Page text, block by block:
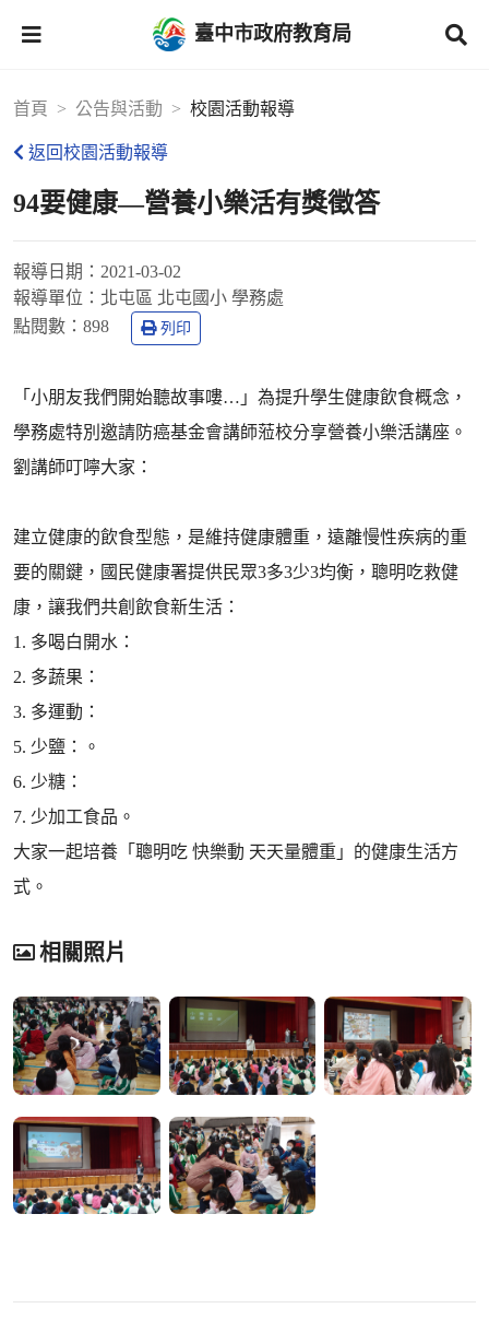
臺中市政府教育局
首頁 公告與活動 校園活動報導
返回校園活動報導
94要健康—營養小樂活有獎徵答
報導日期： 2021-03-02
報導單位： 北屯區 北屯國小 學務處
點閱數： 898 列印
「小朋友我們開始聽故事嘍…」為提升學生健康飲食概念，
學務處特別邀請防癌基金會講師蒞校分享營養小樂活講座。
劉講師叮嚀大家：
建立健康的飲食型態，是維持健康體重，遠離慢性疾病的重
要的關鍵，國民健康署提供民眾3多3少3均衡，聰明吃救健
康，讓我們共創飲食新生活：
1. 多喝白開水：
2. 多蔬果：
3. 多運動：
5. 少鹽：。
6. 少糖：
7. 少加工食品。
大家一起培養「聰明吃 快樂動 天天量體重」的健康生活方
式。
相關照片